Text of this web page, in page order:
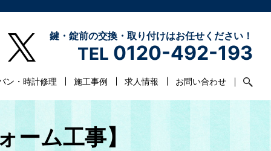
鍵・錠前の交換・取り付けはお任せください！
TEL 0120-492-193
ン・時計修理 施工事例 求人情報 お問い合わせ
ーム工事】